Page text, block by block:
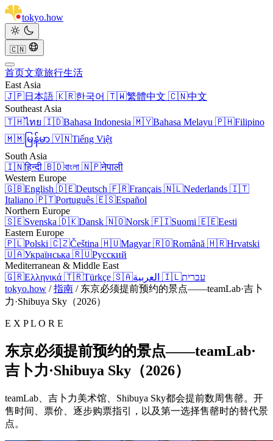
tokyo.how
🇨🇳
首页文章旅行生活
East Asia
🇯🇵日本語 🇰🇷한국어 🇹🇼繁體中文 🇨🇳中文
Southeast Asia
🇹🇭ไทย 🇮🇩Bahasa Indonesia 🇲🇾Bahasa Melayu 🇵🇭Filipino
🇲🇲 မြန်မာ 🇻🇳Tiếng Việt
South Asia
🇮🇳हिन्दी 🇧🇩বাংলা 🇳🇵नेपाली
Western Europe
🇬🇧English 🇩🇪Deutsch 🇫🇷Français 🇳🇱Nederlands 🇮🇹
Italiano 🇵🇹Português 🇪🇸Español
Northern Europe
🇸🇪Svenska 🇩🇰Dansk 🇳🇴Norsk 🇫🇮Suomi 🇪🇪Eesti
Eastern Europe
🇵🇱Polski 🇨🇿Čeština 🇭🇺Magyar🇷🇴Română 🇭🇷Hrvatski
🇺🇦Українська 🇷🇺Русский
Mediterranean & Middle East
🇬🇷Ελληνικά 🇹🇷Türkçe 🇸🇦 🇮🇱עברית
tokyo.how / 指南 / 东京必须提前预约的景点——teamLab·吉卜
力·Shibuya Sky（2026）
E X P L O R E
东京必须提前预约的景点——teamLab·
吉卜力·Shibuya Sky（2026）
teamLab、吉卜力美术馆、Shibuya Sky都会提前数周售罄。开
售时间、票价、逐步购票指引，以及第一选择售罄时的替代景
点。